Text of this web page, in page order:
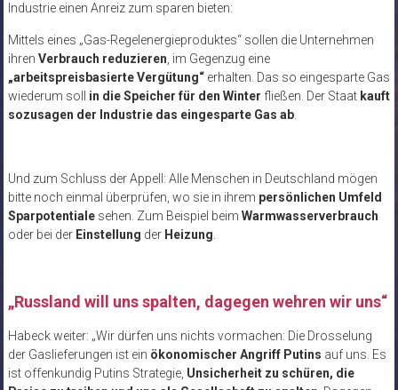
Industrie einen Anreiz zum sparen bieten:
Mittels eines „Gas-Regelenergieproduktes“ sollen die Unternehmen
ihren Verbrauch reduzieren , im Gegenzug eine
„arbeitspreisbasierte Vergütung“erhalten. Das so eingesparte Gas
wiederum soll in die Speicher für den Winter fließen. Der Staat kauft
sozusagen der Industrie das eingesparte Gas ab.
Und zum Schluss der Appell: Alle Menschen in Deutschland mögen
bitte noch einmal überprüfen, wo sie in ihrem persönlichen Umfeld
Sparpotentialesehen. Zum Beispiel beim Warmwasserverbrauch
oder bei der Einstellung der Heizung
„Russland will uns spalten, dagegen wehren wir uns“
Habeck weiter: „Wir dürfen uns nichts vormachen: Die Drosselung
der Gaslieferungen ist ein ökonomischer Angriff Putins auf uns. Es
ist offenkundig Putins Strategie, Unsicherheit zu schüren, die